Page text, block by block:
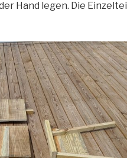
Hand legen. Die